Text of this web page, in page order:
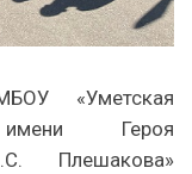
«Уметская
Героя
Плешакова»